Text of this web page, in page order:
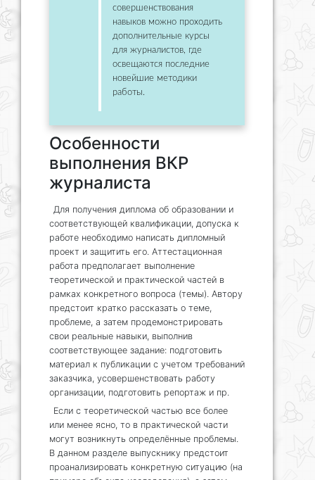
совершенствования
навыков можно проходить
дополнительные курсы
для журналистов, где
освещаются последние
новейшие методики
работы.
Особенности
выполнения ВКР
журналиста
Для получения диплома об образовании и
соответствующей квалификации, допуска к
работе необходимо написать дипломный
проект и защитить его. Аттестационная
работа предполагает выполнение
теоретической и практической частей в
рамках конкретного вопроса (темы). Автору
предстоит кратко рассказать о теме,
проблеме, а затем продемонстрировать
свои реальные навыки, выполнив
соответствующее задание: подготовить
материал к публикации с учетом требований
заказчика, усовершенствовать работу
организации, подготовить репортаж и пр.
Если с теоретической частью все более
или менее ясно, то в практической части
могут возникнуть определённые проблемы.
В данном разделе выпускнику предстоит
проанализировать конкретную ситуацию (на